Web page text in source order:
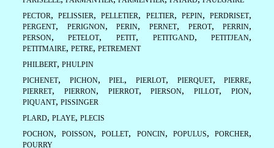
PECTOR,PELISSIER,PELLETIER, PELTIER, PEPIN,PERDRISET,
PERGENT, PERIGNON,PERIN, PERNET, PEROT,PERRIN,
PERSON,PETELOT, PETIT, PETITGAND,PETITJEAN,
PETITMAIRE, PETRE, PETREMENT
PHILBERT, PHULPIN
PICHENET, PICHON,PIEL, PIERLOT, PIERQUET,PIERRE,
PIERRET, PIERRON, PIERROT,PIERSON,PILLOT,PION,
PIQUANT, PISSINGER
PLARD, PLAYE, PLECIS
POCHON,POISSON,POLLET, PONCIN, POPULUS,PORCHER,
POURRY